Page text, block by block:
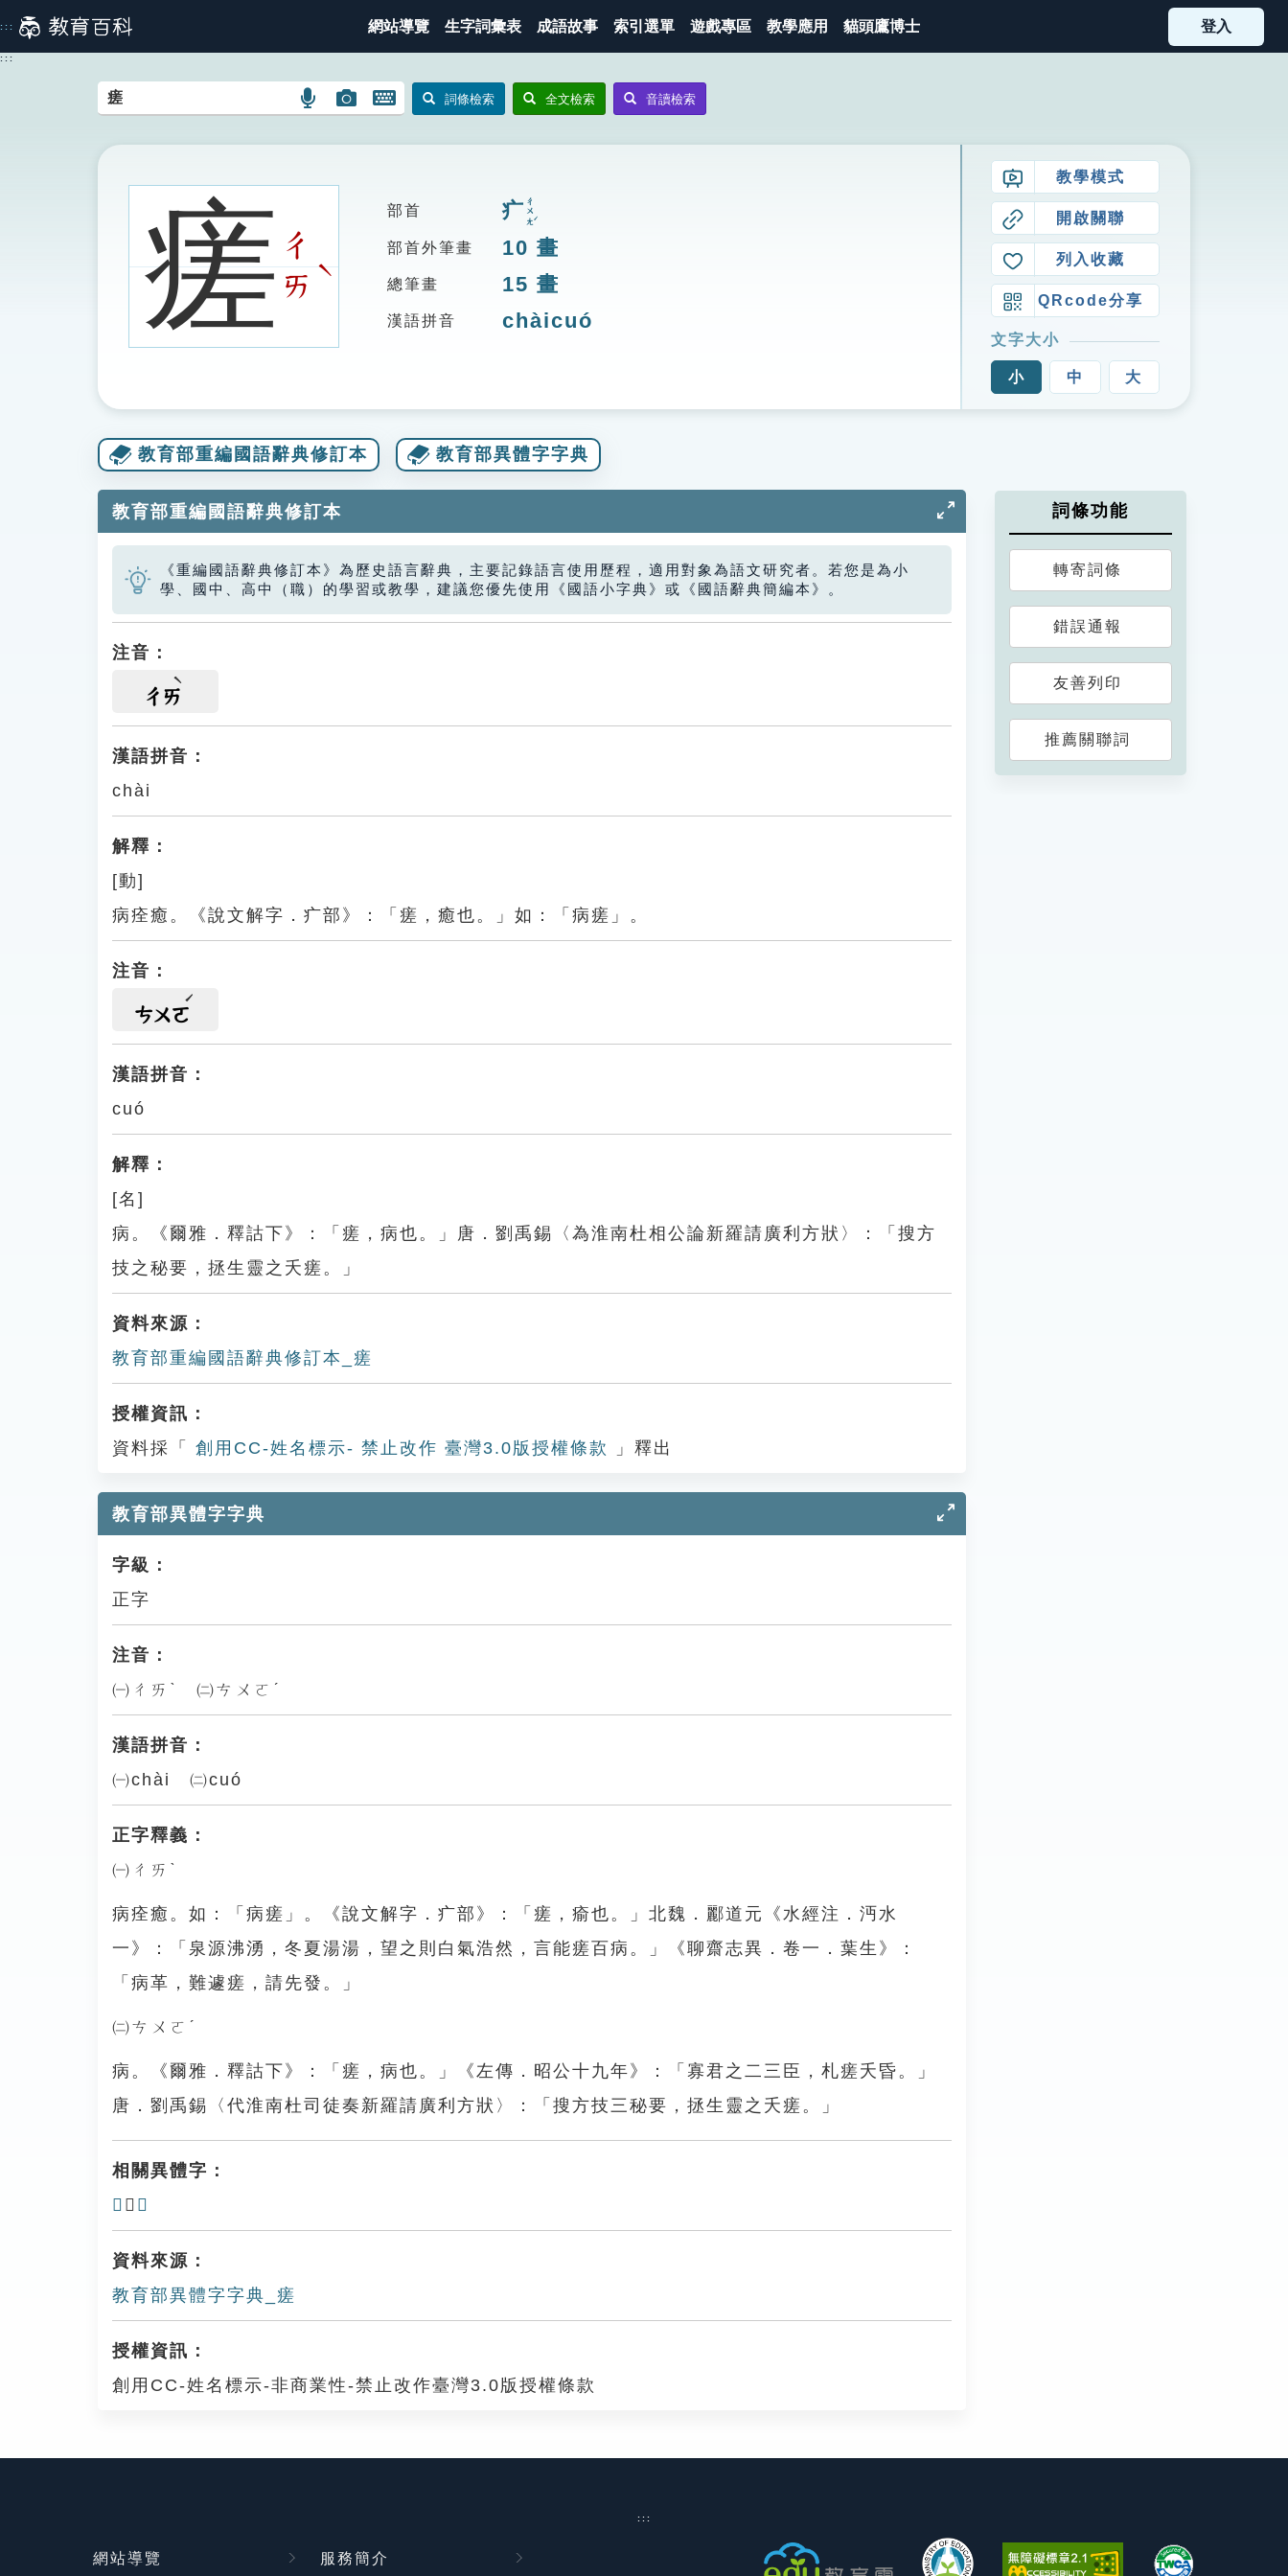
到
主
::: 網站導覽 生字詞彙表 成語故事 索引選單 遊戲專區 教學應用 貓頭鷹博士 登入
:::
語
搜
圖
圖
搜
開
鍵
示
詞條檢索 全文檢索 音讀檢索
瘥ㄔ
ㄞ
ˋ
部首 疒ㄔㄨㄤˊ
部首外筆畫 10 畫
總筆畫 15 畫
漢語拼音 chàicuó
教學模式
開啟關聯
列入收藏
QRcode分享
文字大小
小 中 大
教育部重編國語辭典修訂本 教育部異體字字典
教育部重編國語辭典修訂本
《重編國語辭典修訂本》為歷史語言辭典，主要記錄語言使用歷程，適用對象為語文研究者。若您是為小
學、國中、高中（職）的學習或教學，建議您優先使用《國語小字典》或《國語辭典簡編本》。
注音：
ㄔㄞ
漢語拼音：
chài
解釋：
[動]
病痊癒。《說文解字．疒部》：「瘥，癒也。」如：「病瘥」。
注音：
ㄘㄨㄛ
漢語拼音：
cuó
解釋：
[名]
病。《爾雅．釋詁下》：「瘥，病也。」唐．劉禹錫〈為淮南杜相公論新羅請廣利方狀〉：「搜方
技之秘要，拯生靈之夭瘥。」
資料來源：
教育部重編國語辭典修訂本_瘥
授權資訊：
資料採「
創用CC-姓名標示- 禁止改作 臺灣3.0版授權條款 」釋出
教育部異體字字典
字級：
正字
注音：
㈠ㄔㄞˋ ㈡ㄘㄨㄛˊ
漢語拼音：
㈠chài ㈡cuó
正字釋義：
㈠ㄔㄞˋ
病痊癒。如：「病瘥」。《說文解字．疒部》：「瘥，瘉也。」北魏．酈道元《水經注．沔水
一》：「泉源沸湧，冬夏湯湯，望之則白氣浩然，言能瘥百病。」《聊齋志異．卷一．葉生》：
「病革，難遽瘥，請先發。」
㈡ㄘㄨㄛˊ
病。《爾雅．釋詁下》：「瘥，病也。」《左傳．昭公十九年》：「寡君之二三臣，札瘥夭昏。」
唐．劉禹錫〈代淮南杜司徒奏新羅請廣利方狀〉：「搜方技三秘要，拯生靈之夭瘥。」
相關異體字：
𤻸 、 𣩈
資料來源：
教育部異體字字典_瘥
授權資訊：
創用CC-姓名標示-非商業性-禁止改作臺灣3.0版授權條款
詞條功能
轉寄詞條
錯誤通報
友善列印
推薦關聯詞
:::
網站導覽 服務簡介